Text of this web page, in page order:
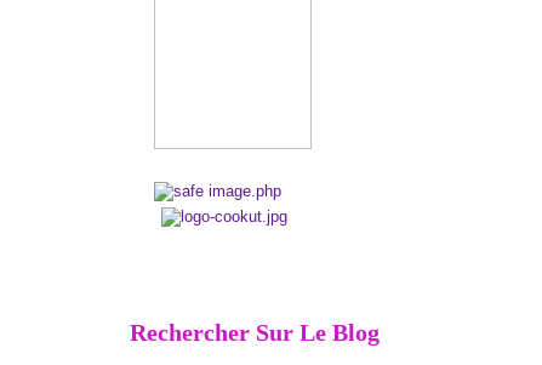
Rechercher Sur Le Blog